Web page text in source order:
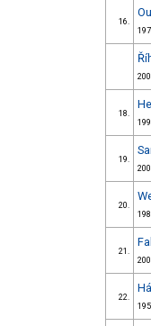
16.
18.
19.
20.
21.
22.